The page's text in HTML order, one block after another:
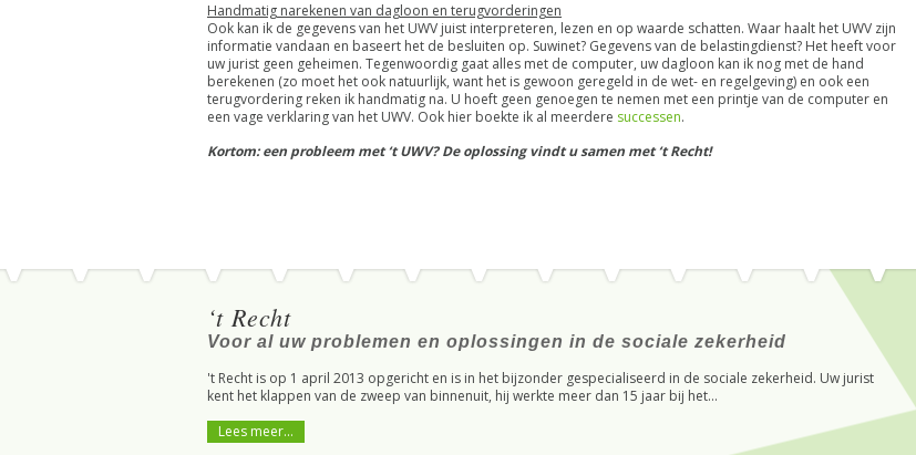
Handmatig narekenen van dagloon en terugvorderingen
Ook kan ik de gegevens van het UWV juist interpreteren, lezen en op waarde schatten. Waar haalt het UWV zijn
informatie vandaan en baseert het de besluiten op. Suwinet? Gegevens van de belastingdienst? Het heeft voor
uw jurist geen geheimen. Tegenwoordig gaat alles met de computer, uw dagloon kan ik nog met de hand
berekenen (zo moet het ook natuurlijk, want het is gewoon geregeld in de wet- en regelgeving) en ook een
terugvordering reken ik handmatig na. U hoeft geen genoegen te nemen met een printje van de computer en
een vage verklaring van het UWV. Ook hier boekte ik al meerdere successen.
Kortom: een probleem met ‘t UWV? De oplossing vindt u samen met ‘t Recht!
‘t Recht
Voor al uw problemen en oplossingen in de sociale zekerheid
't Recht is op 1 april 2013 opgericht en is in het bijzonder gespecialiseerd in de sociale zekerheid. Uw jurist
kent het klappen van de zweep van binnenuit, hij werkte meer dan 15 jaar bij het...
Lees meer...